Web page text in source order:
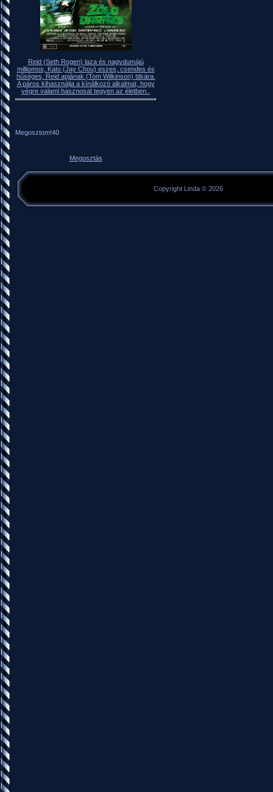
Reid (Seth Rogen) laza és nagydumájú
milliomos, Kato (Jay Chou) eszes, csendes és
hűséges, Reid apjának (Tom Wilkinson) titkára.
A páros kihasználja a kínálkozó alkalmat, hogy
végre valami hasznosat tegyen az életben..
Megosztom!40
Megosztás
Copyright Linda © 2026